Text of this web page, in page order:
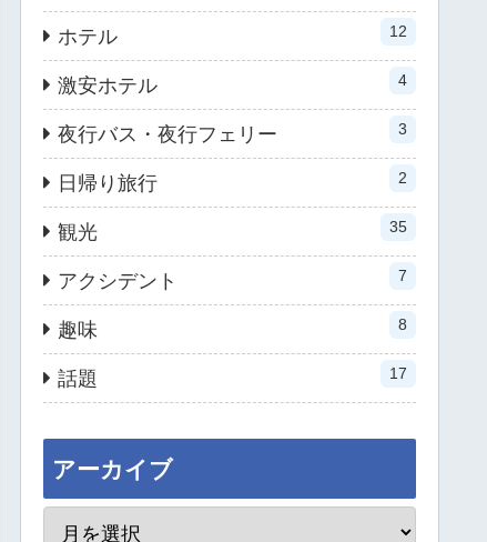
ホテル 12
激安ホテル 4
夜行バス・夜行フェリー 3
日帰り旅行 2
観光 35
アクシデント 7
趣味 8
話題 17
アーカイブ